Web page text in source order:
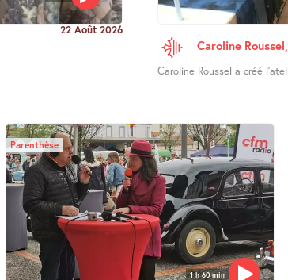
22 Août 2026
Caroline
Caroline Roussel a créé
1 h 60 min
Parenthèse